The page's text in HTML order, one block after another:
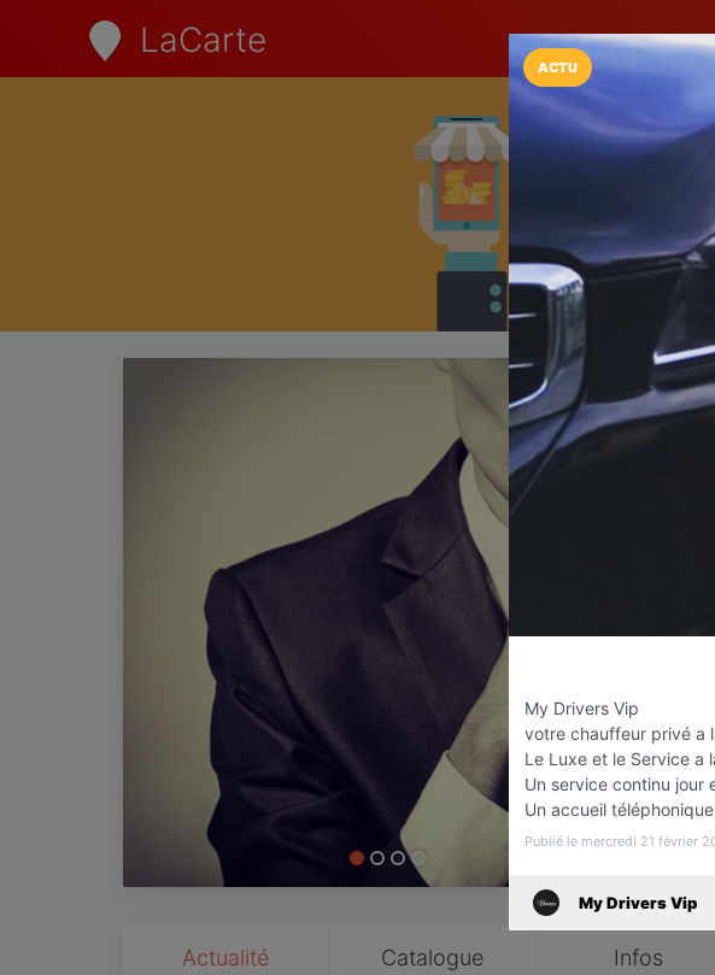
LaCarte
Télécharger
Actualité Catalogue Infos
ACTU
My Drivers Vip
votre chauffeur privé a
Le Luxe et le Service a
Un service continu jour
Un accueil
Publié le mercredi 21 février
My Drivers Vip